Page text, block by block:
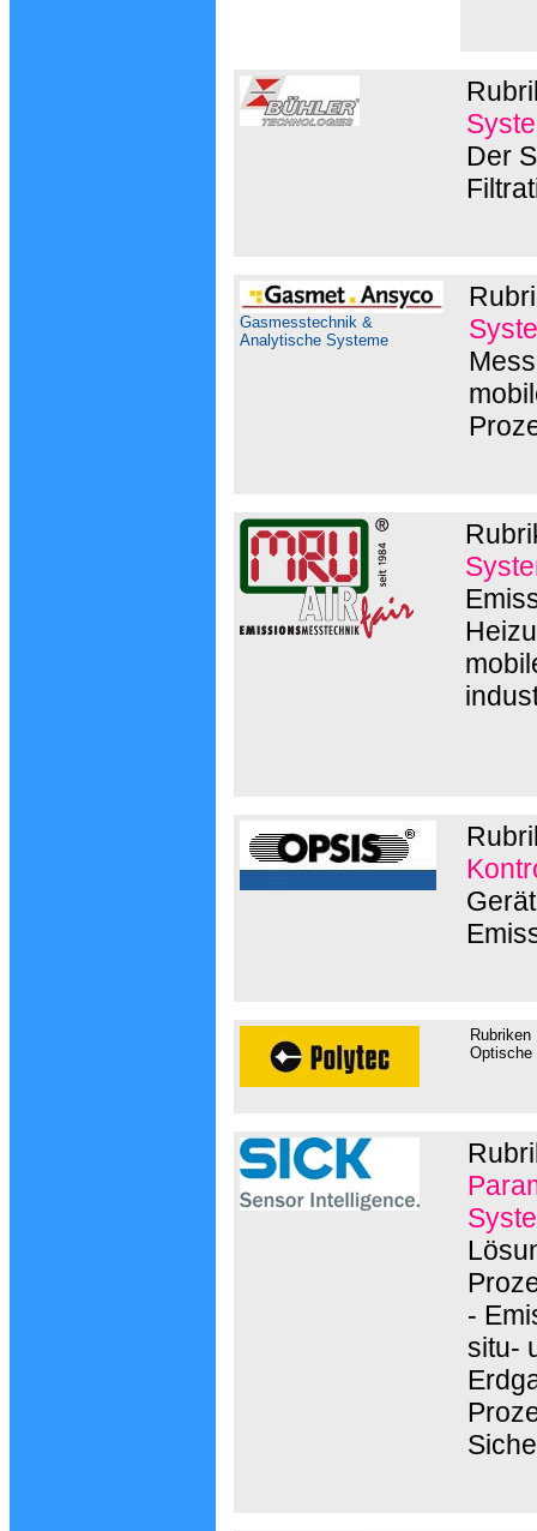
Der
Gasmesstechnik &
Analytische Systeme
Optische
-
situ-